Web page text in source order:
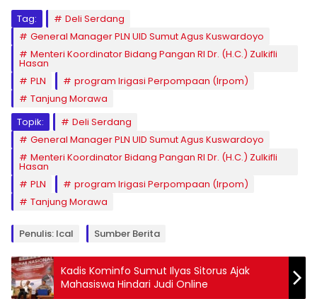
Tag:
Deli Serdang
General Manager PLN UID Sumut Agus Kuswardoyo
Menteri Koordinator Bidang Pangan RI Dr. (H.C.) Zulkifli
Hasan
PLN
program Irigasi Perpompaan (Irpom)
Tanjung Morawa
Topik:
Deli Serdang
General Manager PLN UID Sumut Agus Kuswardoyo
Menteri Koordinator Bidang Pangan RI Dr. (H.C.) Zulkifli
Hasan
PLN
program Irigasi Perpompaan (Irpom)
Tanjung Morawa
Penulis: Ical Sumber Berita
Kadis Kominfo Sumut Ilyas Sitorus Ajak
Mahasiswa Hindari Judi Online